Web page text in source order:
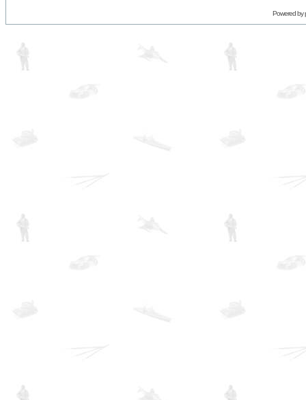
Powered by